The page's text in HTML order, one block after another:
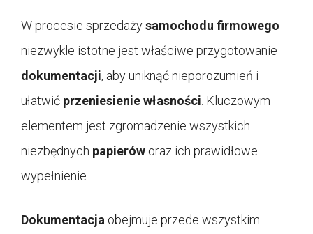
W procesie sprzedażysamochodu firmowego
niezwykle istotne jest właściwe przygotowanie
dokumentacji, aby uniknąć nieporozumień i
ułatwić przeniesienie własności . Kluczowym
elementem jest zgromadzenie wszystkich
niezbędnych papierów oraz ich prawidłowe
wypełnienie.
Dokumentacja obejmuje przede wszystkim